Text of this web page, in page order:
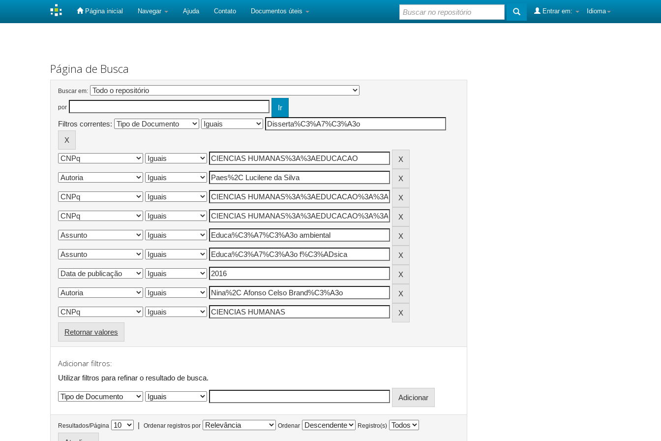
Página inicial Navegar Ajuda Contato Documentos úteis Idioma
Entrar em:
Página de Busca
Buscar em:
por
Filtros correntes:
Retornar valores
Adicionar filtros:
Utilizar filtros para refinar o resultado de busca.
Resultados/Página | Ordenar registros por Ordenar Registro(s)